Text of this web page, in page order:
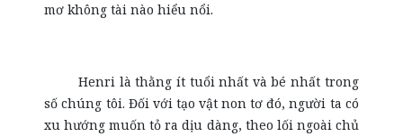
mơ không tài nào hiểu nổi.
Henri là thằng ít tuổi nhất và bé nhất trong
số chúng tôi. Đối với tạo vật non tơ đó, người ta có
xu hướng muốn tỏ ra dịu dàng, theo lối ngoài chủ